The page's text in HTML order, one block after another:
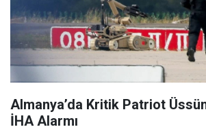
Almanya’da Kritik Patriot
İHA Alarmı